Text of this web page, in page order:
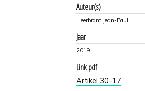
Auteur(s)
Heerbrant Jean-Paul
Jaar
2019
Link pdf
Artikel 30-17